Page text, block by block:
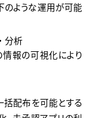
のような運用が可能
分析
報の可視化により
括配布を可能とする